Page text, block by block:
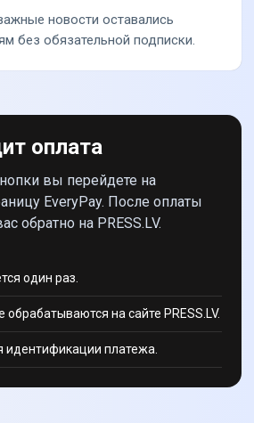
новости оставались
без обязательной подписки.
оплата
вы перейдете на
EveryPay. После оплаты
обратно на PRESS.LV.
один раз.
на сайте PRESS.LV.
идентификации платежа.